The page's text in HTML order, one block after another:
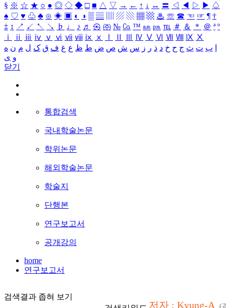
§ ※ ☆ ★ ○ ● ◎ ◇ ◆ □ ■ △ ▽ → ← ↑ ↓ ↔ 〓 ◁ ◀ ▷ ▶ ♤
♠ ♡ ♥ ♧ ♣ ⊙ ◈ ▣ ◐ ◑ ▒ ▤ ▨ ▧ ▦ ▩ ♨ ☏ ☎ ☜ ☞ ¶ †
‡ ↕ ↗ ↙ ↖ ↘ ♭ ♩ ♪ ♬ ㉿ ㈜ № ㏇ ™ ㏂ ㏘ ℡ ＃ ＆ ＊ ＠ ª º
ⅰ
ⅱ ⅲ ⅳ ⅴ ⅵ ⅶ ⅷ ⅸ ⅹ Ⅳ Ⅴ Ⅵ Ⅶ Ⅷ Ⅸ Ⅹ
ب ت ث ج ح خ د ذ ر ز س ش ص ض ط ظ ع غ ف ق ک ل م ن ه
و ی
닫기
통합검색
국내학술논문
학위논문
해외학술논문
학술지
단행본
연구보고서
공개강의
home
연구보고서
검색결과 좁혀 보기
저자 : Kyung-A (